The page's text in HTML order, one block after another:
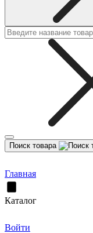
Поиск товара
Главная
Каталог
Войти